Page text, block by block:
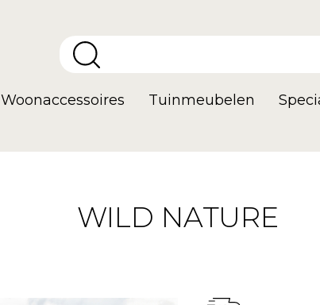
Woonaccessoires Tuinmeubelen
WILD NATURE